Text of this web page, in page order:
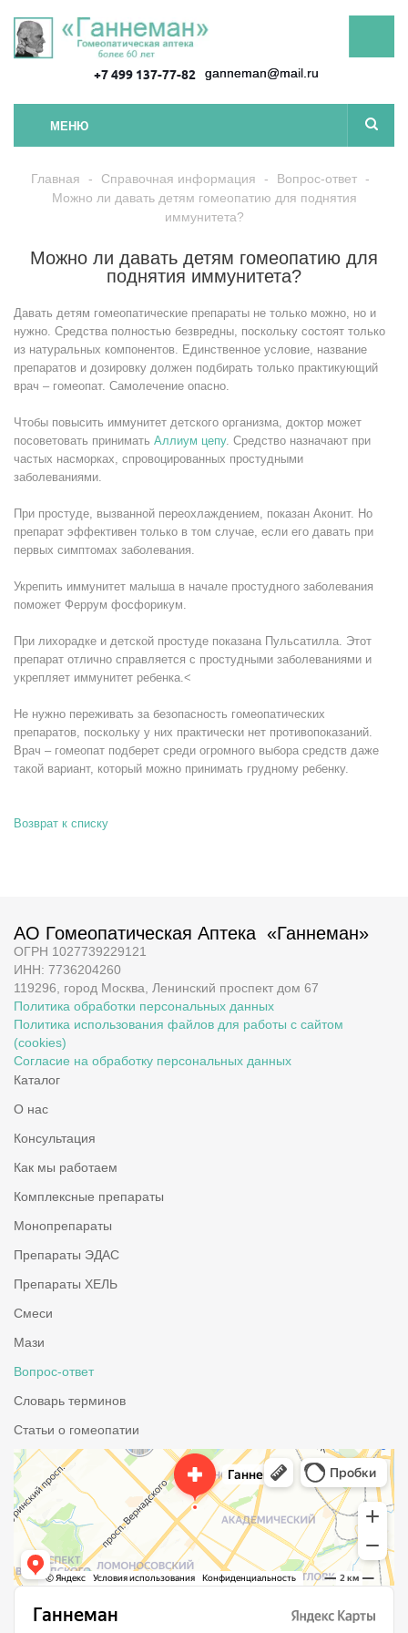
+7 499 137-77-82 ganneman@mail.ru
МЕНЮ
Главная - Справочная информация - Вопрос-ответ -
Можно ли давать детям гомеопатию для поднятия
иммунитета?
Можно ли давать детям гомеопатию для
поднятия иммунитета?
Давать детям гомеопатические препараты не только можно, но и
нужно. Средства полностью безвредны, поскольку состоят только
из натуральных компонентов. Единственное условие, название
препаратов и дозировку должен подбирать только практикующий
врач – гомеопат. Самолечение опасно.
Чтобы повысить иммунитет детского организма, доктор может
посоветовать принимать Аллиум цепу. Средство назначают при
частых насморках, спровоцированных простудными
заболеваниями.
При простуде, вызванной переохлаждением, показан Аконит. Но
препарат эффективен только в том случае, если его давать при
первых симптомах заболевания.
Укрепить иммунитет малыша в начале простудного заболевания
поможет Феррум фосфорикум.
При лихорадке и детской простуде показана Пульсатилла. Этот
препарат отлично справляется с простудными заболеваниями и
укрепляет иммунитет ребенка.<
Не нужно переживать за безопасность гомеопатических
препаратов, поскольку у них практически нет противопоказаний.
Врач – гомеопат подберет среди огромного выбора средств даже
такой вариант, который можно принимать грудному ребенку.
Возврат к списку
АО Гомеопатическая Аптека «Ганнеман»
ОГРН 1027739229121
ИНН: 7736204260
119296, город Москва, Ленинский проспект дом 67
Политика обработки персональных данных
Политика использования файлов для работы с сайтом
(cookies)
Согласие на обработку персональных данных
Каталог
О нас
Консультация
Как мы работаем
Комплексные препараты
Монопрепараты
Препараты ЭДАС
Препараты ХЕЛЬ
Смеси
Мази
Вопрос-ответ
Словарь терминов
Статьи о гомеопатии